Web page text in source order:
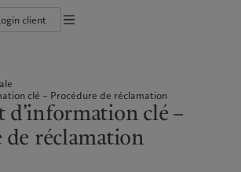
client
en faveur du climat
Asie
China Offshore
Nos clients
Particuliers et familles
Gestion des cookies
Protection des données
clé – Procédure de réclamation
clé –
de réclamation